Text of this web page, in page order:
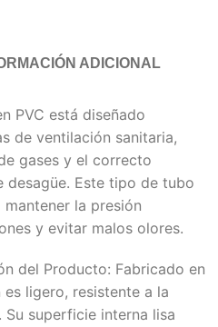
ADICIONAL
PVC está diseñado
de ventilación sanitaria,
gases y el correcto
desagüe. Este tipo de tubo
la presión
y evitar malos olores.
del Producto: Fabricado en
es ligero, resistente a la
superficie interna lisa